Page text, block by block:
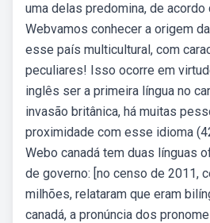
uma delas predomina, de acordo
Webvamos conhecer a origem
esse país multicultural, com
peculiares! Isso ocorre em
inglês ser a primeira língua no
invasão britânica, há muitas
proximidade com esse idioma
Webo canadá tem duas línguas
de governo: [no censo de 2011,
milhões, relataram que eram
canadá, a pronúncia dos